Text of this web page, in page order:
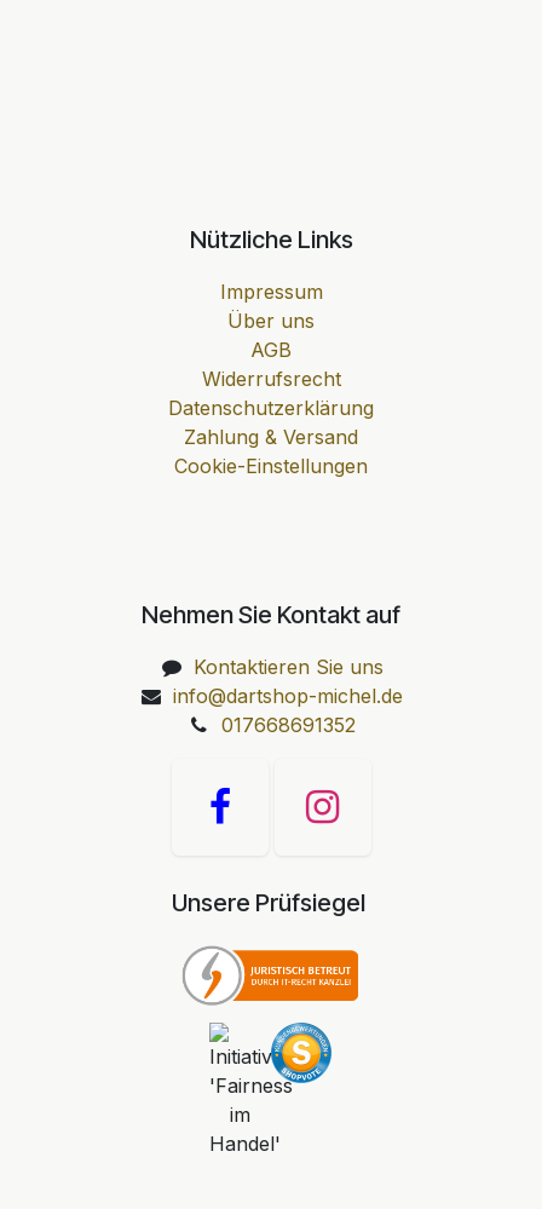
Nützliche Links
Impressum
Über uns
AGB
Widerrufsrecht
Datenschutzerklärung
Zahlung & Versand
Cookie-Einstellungen
Nehmen Sie Kontakt auf
Kontaktieren Sie uns
info@dartshop-michel.de
017668691352
Unsere Prüfsiegel